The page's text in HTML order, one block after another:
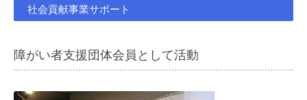
社会貢献事業サポート
障がい者支援団体会員として活動